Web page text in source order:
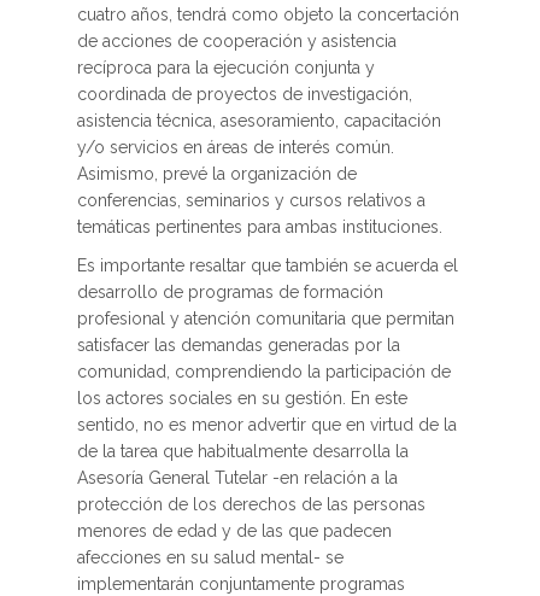
cuatro años, tendrá como objeto la concertación
de acciones de cooperación y asistencia
recíproca para la ejecución conjunta y
coordinada de proyectos de investigación,
asistencia técnica, asesoramiento, capacitación
y/o servicios en áreas de interés común.
Asimismo, prevé la organización de
conferencias, seminarios y cursos relativos a
temáticas pertinentes para ambas instituciones.
Es importante resaltar que también se acuerda el
desarrollo de programas de formación
profesional y atención comunitaria que permitan
satisfacer las demandas generadas por la
comunidad, comprendiendo la participación de
los actores sociales en su gestión. En este
sentido, no es menor advertir que en virtud de la
de la tarea que habitualmente desarrolla la
Asesoría General Tutelar -en relación a la
protección de los derechos de las personas
menores de edad y de las que padecen
afecciones en su salud mental- se
implementarán conjuntamente programas